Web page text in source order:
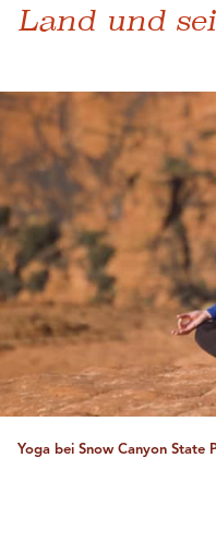
Land und
Yoga bei Snow Canyon State